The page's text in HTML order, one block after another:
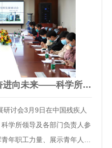
踔厉奋发新征程 扬帆奋进向未来——科学所召开2022年度发展研…
讨会3月9日在中国残疾人
学所领导及各部门负责人参
年职工力量、展示青年人风